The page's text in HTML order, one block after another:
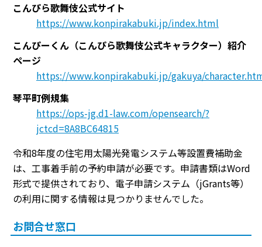
こんぴら歌舞伎公式サイト
https://www.konpirakabuki.jp/index.html
こんぴーくん（こんぴら歌舞伎公式キャラクター）紹介
ページ
https://www.konpirakabuki.jp/gakuya/
琴平町例規集
https://ops-jg.d1-law.com/opensearch/?
jctcd=8A8BC64815
令和8年度の住宅用太陽光発電システム等設置費補助金
は、工事着手前の予約申請が必要です。申請書類はWord
形式で提供されており、電子申請システム（jGrants等）
の利用に関する情報は見つかりませんでした。
お問合せ窓口